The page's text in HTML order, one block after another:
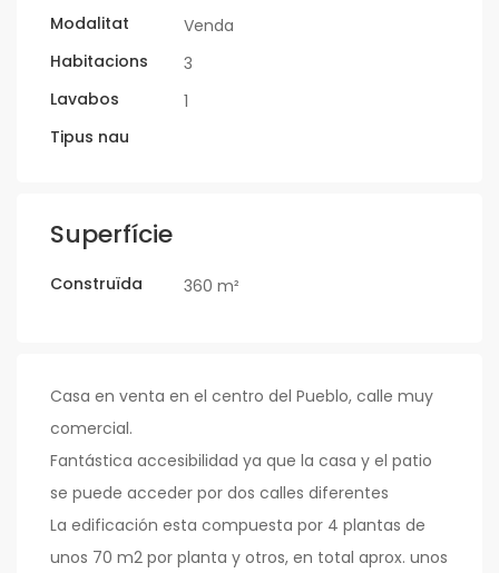
Modalitat
Venda
Habitacions
3
Lavabos
1
Tipus nau
Superfície
Construïda 360 m²
Casa en venta en el centro del Pueblo, calle muy
comercial.
Fantástica accesibilidad ya que la casa y el patio
se puede acceder por dos calles diferentes
La edificación esta compuesta por 4 plantas de
unos 70 m2 por planta y otros, en total aprox. unos